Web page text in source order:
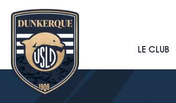
LE CLUB